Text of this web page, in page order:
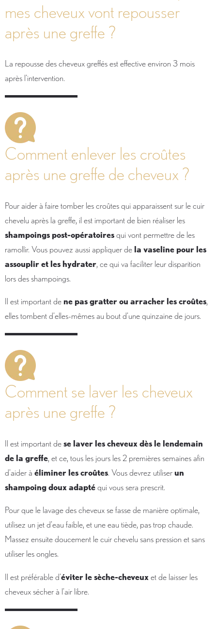
mes cheveux vont repousser
après une greffe ?
La repousse des cheveux greffés est effective environ 3 mois
après l’intervention.
Comment enlever les croûtes
après une greffe de cheveux ?
Pour aider à faire tomber les croûtes qui apparaissent sur le cuir
chevelu après la greffe, il est important de bien réaliser les
shampoings post-opératoiresqui vont permettre de les
ramollir. Vous pouvez aussi appliquer dela vaseline pour les
assouplir et les hydrater, ce qui va faciliter leur disparition
lors des shampoings.
Il est important dene pas gratter ou arracher les croûtes,
elles tombent d’elles-mêmes au bout d’une quinzaine de jours.
Comment se laver les cheveux
après une greffe ?
Il est important dese laver les cheveux dès le lendemain
de la greffe, et ce, tous les jours les 2 premières semaines afin
d’aider à éliminer les croûtes. Vous devrez utiliserun
shampoing doux adaptéqui vous sera prescrit.
Pour que le lavage des cheveux se fasse de manière optimale,
utilisez un jet d’eau faible, et une eau tiède, pas trop chaude.
Massez ensuite doucement le cuir chevelu sans pression et sans
utiliser les ongles.
Il est préférable d’éviter le sèche-cheveux et de laisser les
cheveux sécher à l’air libre.